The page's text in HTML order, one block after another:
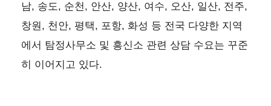
남, 송도, 순천, 안산, 양산, 여수, 오산, 일산, 전주,
창원, 천안, 평택, 포항, 화성 등 전국 다양한 지역
에서 탐정사무소 및 흥신소 관련 상담 수요는 꾸준
히 이어지고 있다.